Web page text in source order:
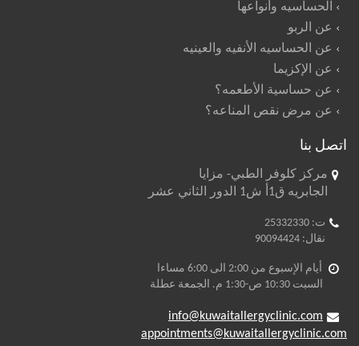
الحساسيه وأنواعها
عن الربو
عن الحساسيه الأنفيه والعينيه
عن الإكزيما
عن حساسية الأطعمه؟
عن مرض نقص المناعه؟
اتصل بنا
مركز كلوفر الطبي- مزايا
الجابريه ق1أ ش1 الدور الثاني عشر
ت: 25332330
نقال: 90094424
أيام الإسبوع من 2:00 الى 6:00 مساءا
السبت 10:30 ص-1:30 م. الجمعة عطلة
info@kuwaitallergyclinic.com
appointments@kuwaitallergyclinic.com